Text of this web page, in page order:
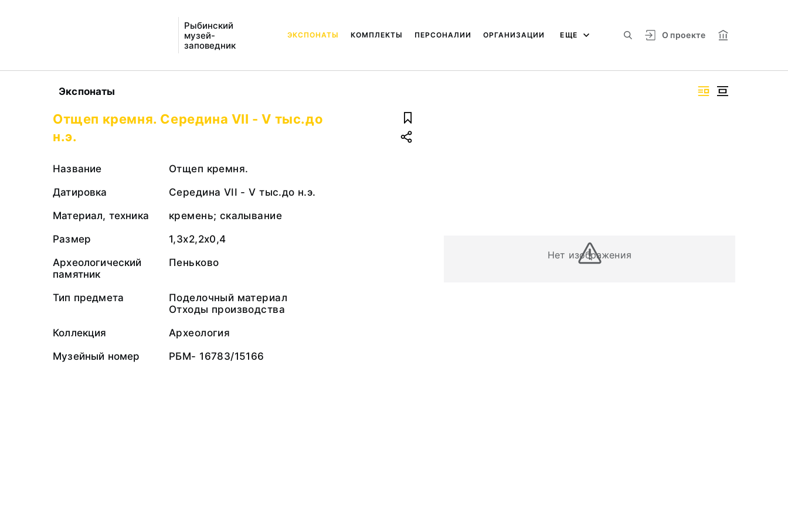
Рыбинский
музей-
заповедник
О проекте
ЭКСПОНАТЫ КОМПЛЕКТЫ ПЕРСОНАЛИИ ОРГАНИЗАЦИИ ЕЩЕ
Экспонаты
Нет изображения
Отщеп кремня. Середина VII - V тыс.до
н.э.
Название
Отщеп кремня.
Датировка
Середина VII - V тыс.до н.э.
Материал, техника
кремень; скалывание
Размер
1,3х2,2х0,4
Археологический
памятник
Пеньково
Тип предмета
Поделочный материал
Отходы производства
Коллекция
Археология
Музейный номер
РБМ- 16783/15166